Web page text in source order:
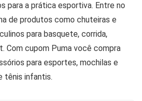
para a prática esportiva. Entre no
de produtos como chuteiras e
para basquete, corrida,
Com cupom Puma você compra
para esportes, mochilas e
tênis infantis.